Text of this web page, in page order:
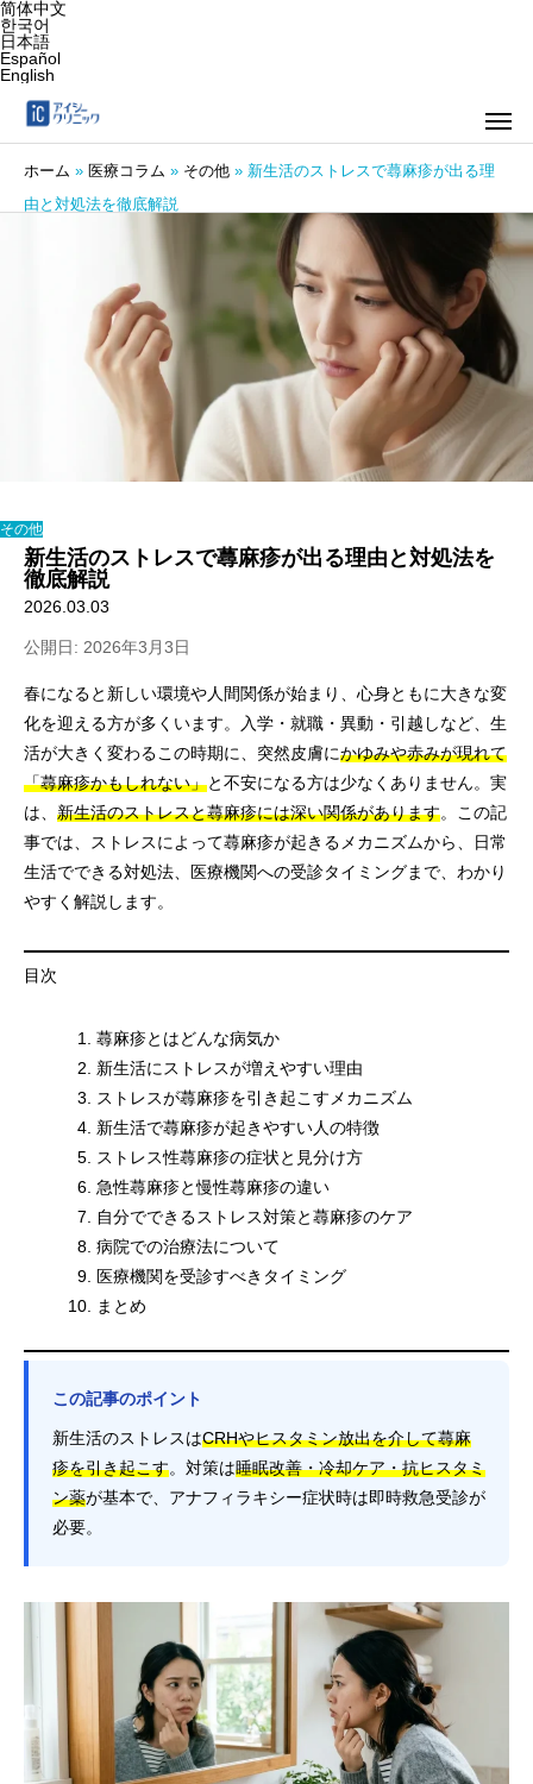
简体中文
한국어
日本語
Español
English
ホーム » 医療コラム » その他 » 新生活のストレスで蕁麻疹が出る理
由と対処法を徹底解説
その他
新生活のストレスで蕁麻疹が出る理由と対処法を
徹底解説
2026.03.03
公開日: 2026年3月3日
春になると新しい環境や人間関係が始まり、心身ともに大きな変
化を迎える方が多くいます。入学・就職・異動・引越しなど、生
活が大きく変わるこの時期に、突然皮膚にかゆみや赤みが現れて
「蕁麻疹かもしれない」と不安になる方は少なくありません。実
は、 新生活のストレスと蕁麻疹には深い関係があります。この記
事では、ストレスによって蕁麻疹が起きるメカニズムから、日常
生活でできる対処法、医療機関への受診タイミングまで、わかり
やすく解説します。
目次
蕁麻疹とはどんな病気か
新生活にストレスが増えやすい理由
ストレスが蕁麻疹を引き起こすメカニズム
新生活で蕁麻疹が起きやすい人の特徴
ストレス性蕁麻疹の症状と見分け方
急性蕁麻疹と慢性蕁麻疹の違い
自分でできるストレス対策と蕁麻疹のケア
病院での治療法について
医療機関を受診すべきタイミング
まとめ
この記事のポイント
新生活のストレスはCRHやヒスタミン放出を介して蕁麻
疹を引き起こす。対策は睡眠改善・冷却ケア・抗ヒスタミ
ン薬が基本で、アナフィラキシー症状時は即時救急受診が
必要。